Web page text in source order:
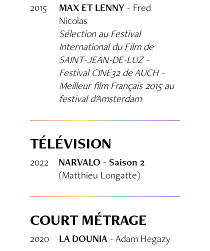
2015
MAX ET LENNY - Fred
Nicolas
Sélection au Festival
International du Film de
SAINT-JEAN-DE-LUZ -
Festival CINE32 de AUCH -
Meilleur film Français 2015 au
festival d'Amsterdam
TÉLÉVISION
2022
NARVALO - Saison 2
(Matthieu Longatte)
COURT MÉTRAGE
2020 LA DOUNIA - Adam Hegazy